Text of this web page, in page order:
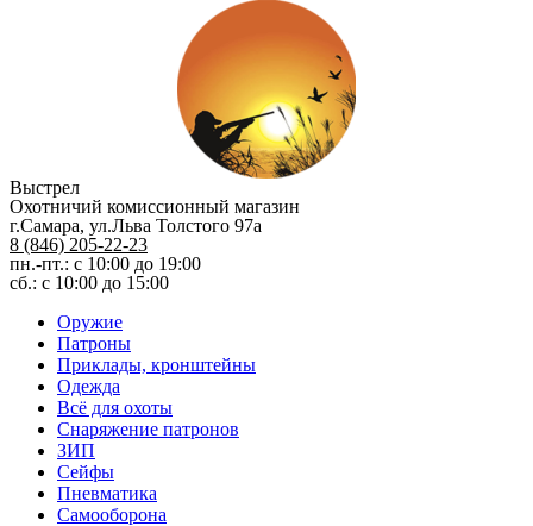
Выстрел
Охотничий комиссионный магазин
г.Самара, ул.Льва Толстого 97а
8 (846) 205-22-23
пн.-пт.: с 10:00 до 19:00
сб.: с 10:00 до 15:00
Оружие
Патроны
Приклады, кронштейны
Одежда
Всё для охоты
Снаряжение патронов
ЗИП
Сейфы
Пневматика
Самооборона